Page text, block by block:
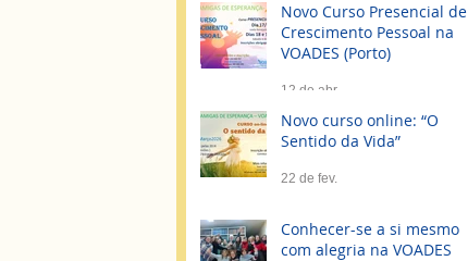
Novo Curso Presencial de
Crescimento Pessoal na
VOADES (Porto)
12 de abr.
Novo curso online: “O
Sentido da Vida”
22 de fev.
Conhecer-se a si mesmo
com alegria na VOADES